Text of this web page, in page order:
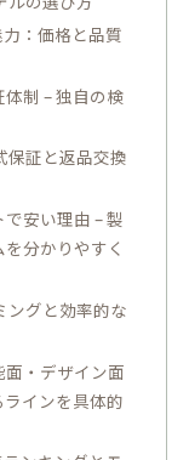
：価格と品質
制 – 独自の検
保証と返品交換
安い理由 – 製
分かりやすく
ングと効率的な
・デザイン面
インを具体的